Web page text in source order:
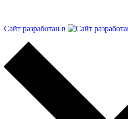
Сайт разработан в